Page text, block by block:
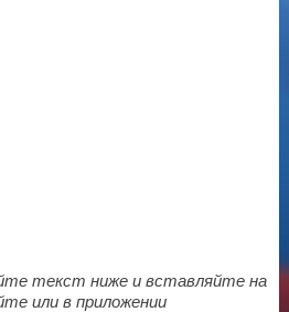
текст ниже и вставляйте на
или в приложении